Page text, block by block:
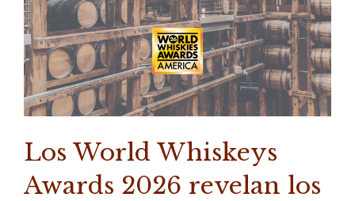
Los World Whiskeys
Awards 2026 revelan los